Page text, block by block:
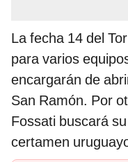
La fecha 14 del
para varios
encargarán de
San Ramón. Por
Fossati buscará
certamen